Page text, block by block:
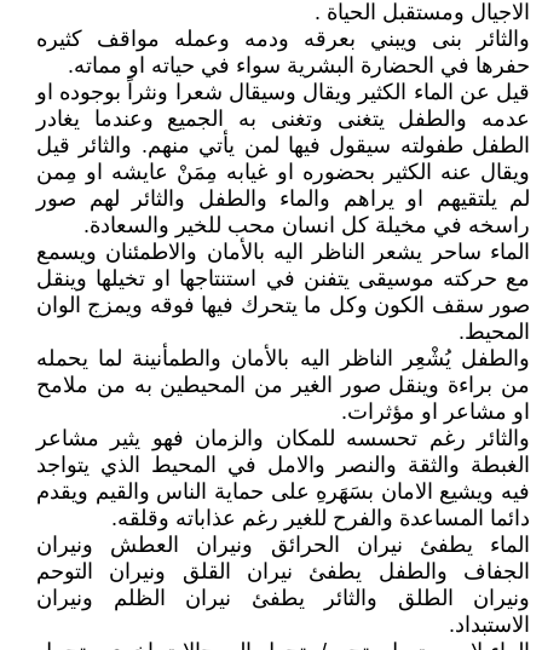
الاجيال ومستقبل الحياة .
والثائر بنى ويبني بعرقه ودمه وعمله مواقف كثيره
حفرها في الحضارة البشرية سواء في حياته او مماته.
قيل عن الماء الكثير ويقال وسيقال شعرا ونثراً بوجوده او
عدمه والطفل يتغنى وتغنى به الجميع وعندما يغادر
الطفل طفولته سيقول فيها لمن يأتي منهم. والثائر قيل
ويقال عنه الكثير بحضوره او غيابه مِمَنْ عايشه او مِمن
لم يلتقيهم او يراهم والماء والطفل والثائر لهم صور
راسخه في مخيلة كل انسان محب للخير والسعادة.
الماء ساحر يشعر الناظر اليه بالأمان والاطمئنان ويسمع
مع حركته موسيقى يتفنن في استنتاجها او تخيلها وينقل
صور سقف الكون وكل ما يتحرك فيها فوقه ويمزج الوان
المحيط.
والطفل يُشْعِر الناظر اليه بالأمان والطمأنينة لما يحمله
من براءة وينقل صور الغير من المحيطين به من ملامح
او مشاعر او مؤثرات.
والثائر رغم تحسسه للمكان والزمان فهو يثير مشاعر
الغبطة والثقة والنصر والامل في المحيط الذي يتواجد
فيه ويشيع الامان بسَهَرهِ على حماية الناس والقيم ويقدم
دائما المساعدة والفرح للغير رغم عذاباته وقلقه.
الماء يطفئ نيران الحرائق ونيران العطش ونيران
الجفاف والطفل يطفئ نيران القلق ونيران التوحم
ونيران الطلق والثائر يطفئ نيران الظلم ونيران
الاستبداد.